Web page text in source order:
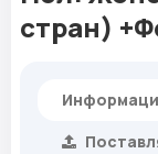
стран)